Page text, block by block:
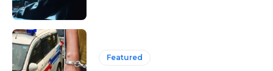
Featured